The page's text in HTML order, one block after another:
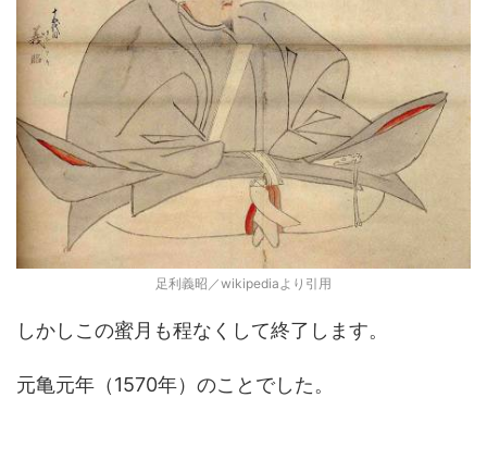
足利義昭／wikipediaより引用
しかしこの蜜月も程なくして終了します。
元亀元年（1570年）のことでした。